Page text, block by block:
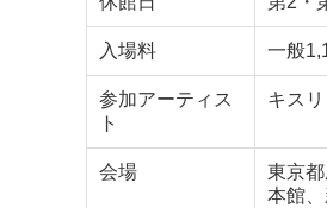
入場料 一般
参加アーティス
ト
キス
会場
東京
本館